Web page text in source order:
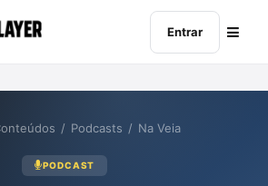
Entrar
/ Podcasts / Na Veia
PODCAST